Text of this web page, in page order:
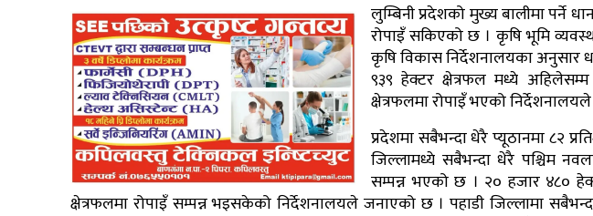
लुम्बिनी प्रदेशको मुख्य बालीमा पर्ने
रोपाइँ सकिएको छ । कृषि भूमि
कृषि विकास निर्देशनालयका अनुसार
९३९ हेक्टर क्षेत्रफल मध्ये
क्षेत्रफलमा रोपाइँ भएको
प्रदेशमा सबैभन्दा धेरै प्यूठानमा ८२
जिल्लामध्ये सबैभन्दा धेरै पश्चिम
सम्पन्न भएको छ । २० हजार ४८०
क्षेत्रफलमा रोपाइँ सम्पन्न भइसकेको निर्देशनालयले जनाएको छ । पहाडी जिल्लामा